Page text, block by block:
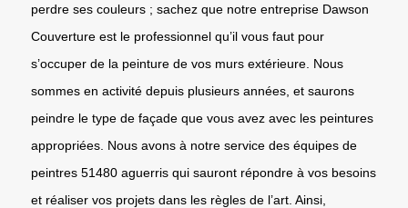
perdre ses couleurs ; sachez que notre entreprise Dawson
Couverture est le professionnel qu’il vous faut pour
s’occuper de la peinture de vos murs extérieure. Nous
sommes en activité depuis plusieurs années, et saurons
peindre le type de façade que vous avez avec les peintures
appropriées. Nous avons à notre service des équipes de
peintres 51480 aguerris qui sauront répondre à vos besoins
et réaliser vos projets dans les règles de l’art. Ainsi,